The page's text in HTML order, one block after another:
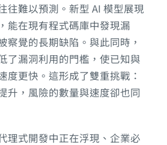
往難以預測。新型 AI 模型展現
能在現有程式碼庫中發現漏
察覺的長期缺陷。與此同時，
了漏洞利用的門檻，使已知與
度更快。這形成了雙重挑戰：
升，風險的數量與速度卻也同
理式開發中正在浮現、企業必